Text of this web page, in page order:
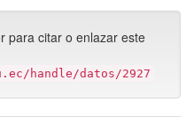
para citar o enlazar este
handle/datos/2927